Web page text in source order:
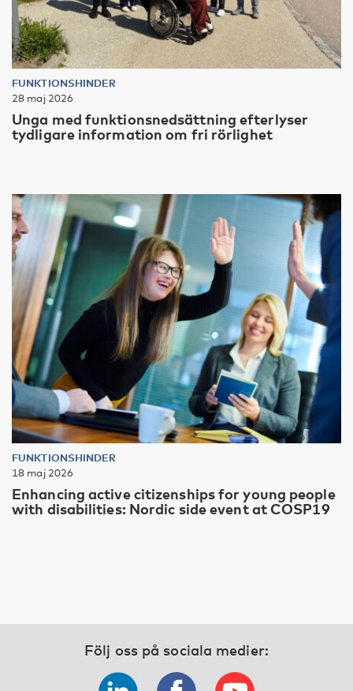
FUNKTIONSHINDER
28 maj 2026
Unga med funktionsnedsättning efterlyser
tydligare information om fri rörlighet
FUNKTIONSHINDER
18 maj 2026
Enhancing active citizenships for young people
with disabilities: Nordic side event at COSP19
Följ oss på sociala medier: